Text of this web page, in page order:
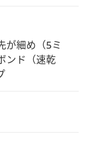
が細め（5ミ
ンド（速乾